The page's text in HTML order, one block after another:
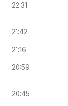
22:31
21:42
21:16
20:59
20:45